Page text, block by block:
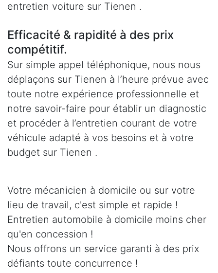
entretien voiture sur Tienen .
Efficacité & rapidité à des prix
compétitif.
Sur simple appel téléphonique, nous nous
déplaçons sur Tienen à l’heure prévue avec
toute notre expérience professionnelle et
notre savoir-faire pour établir un diagnostic
et procéder à l’entretien courant de votre
véhicule adapté à vos besoins et à votre
budget sur Tienen .
Votre mécanicien à domicile ou sur votre
lieu de travail, c'est simple et rapide !
Entretien automobile à domicile moins cher
qu'en concession !
Nous offrons un service garanti à des prix
défiants toute concurrence !